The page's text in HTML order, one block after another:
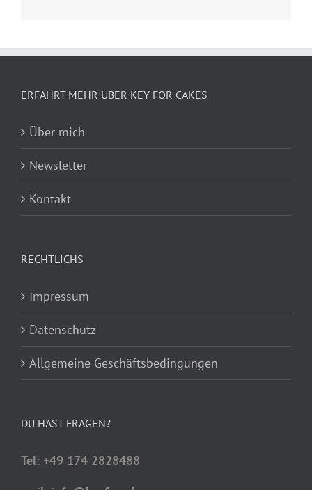
ERFAHRT MEHR ÜBER KEY FOR CAKES
Über mich
Newsletter
Kontakt
RECHTLICHS
Impressum
Datenschutz
Allgemeine Geschäftsbedingungen
DU HAST FRAGEN?
Tel: +49 174 2828488